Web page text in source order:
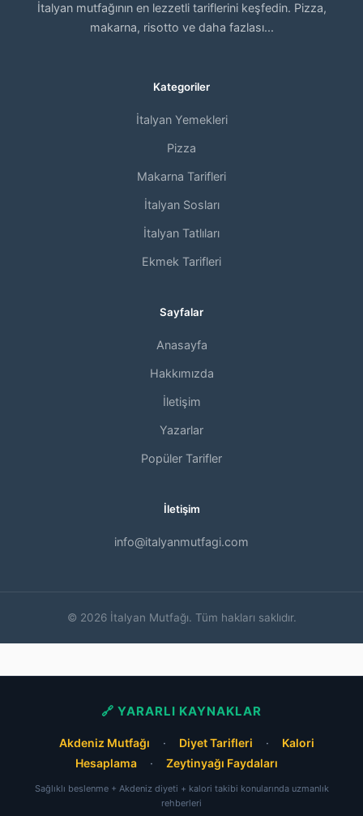
İtalyan mutfağının en lezzetli tariflerini keşfedin. Pizza,
makarna, risotto ve daha fazlası...
Kategoriler
İtalyan Yemekleri
Pizza
Makarna Tarifleri
İtalyan Sosları
İtalyan Tatlıları
Ekmek Tarifleri
Sayfalar
Anasayfa
Hakkımızda
İletişim
Yazarlar
Popüler Tarifler
İletişim
info@italyanmutfagi.com
© 2026 İtalyan Mutfağı. Tüm hakları saklıdır.
🔗 YARARLI KAYNAKLAR
Akdeniz Mutfağı · Diyet Tarifleri ·
Kalori
Hesaplama
· Zeytinyağı Faydaları
Sağlıklı beslenme + Akdeniz diyeti + kalori takibi konularında uzmanlık
rehberleri